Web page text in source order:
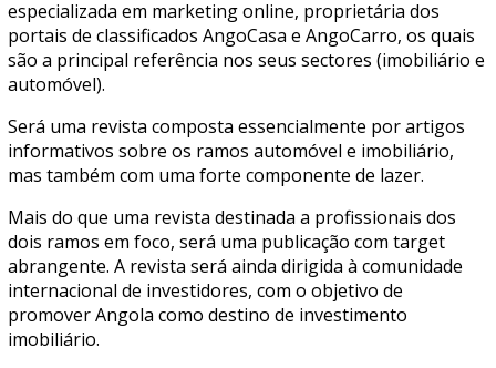
especializada em marketing online, proprietária dos
portais de classificados AngoCasa e AngoCarro, os quais
são a principal referência nos seus sectores (imobiliário e
automóvel).
Será uma revista composta essencialmente por artigos
informativos sobre os ramos automóvel e imobiliário,
mas também com uma forte componente de lazer.
Mais do que uma revista destinada a profissionais dos
dois ramos em foco, será uma publicação com target
abrangente. A revista será ainda dirigida à comunidade
internacional de investidores, com o objetivo de
promover Angola como destino de investimento
imobiliário.